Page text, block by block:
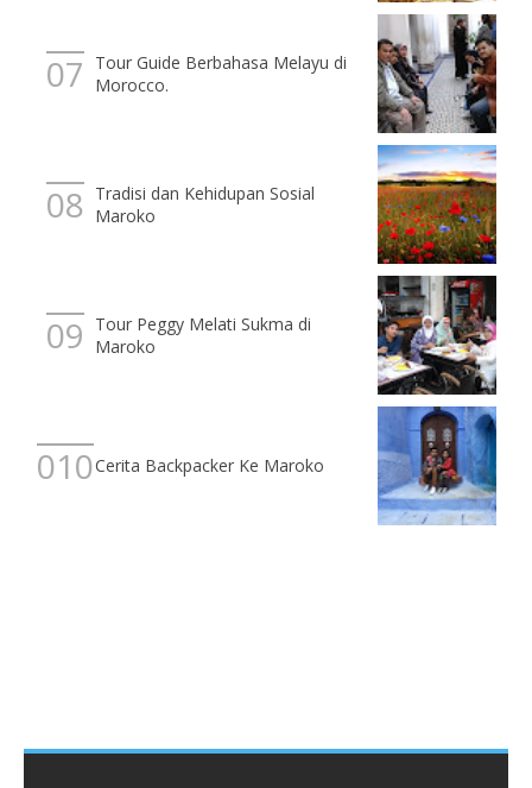
Tour Guide Berbahasa Melayu di
Morocco.
Tradisi dan Kehidupan Sosial
Maroko
Tour Peggy Melati Sukma di
Maroko
Cerita Backpacker Ke Maroko